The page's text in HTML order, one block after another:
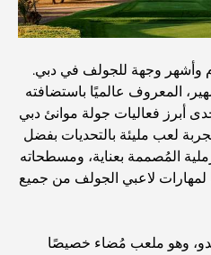
تجربة طعام استثنائية في دبي
لعام 2026
مدينة دبي: تذوق إيطاليا في قلب
وأشهر وجهة للجولف في دبي.
المعروف عالميًا باستضافته
أبرز فعاليات جولة موانئ دبي
لعب مليئة بالتحديات بفضل
المُصممة بعناية، ومسطحاته
لمهارات لاعبي الجولف من جميع
وهو ملعب مُضاء خصيصًا